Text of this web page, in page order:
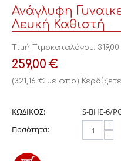
Ανάγλυφη
Λευκή Καθιστή
Τιμή Τιμοκαταλόγου: 319,00
259,00€
(321,16 € με φπα)
ΚΩΔΙΚΟΣ:
S-BHE-6/
Ποσότητα:
+
−